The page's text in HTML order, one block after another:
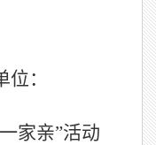
：
家亲”活动